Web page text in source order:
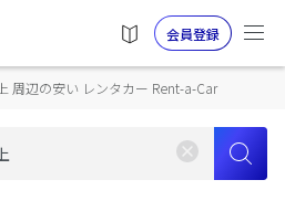
会員登録
周辺の安い レンタカー Rent-a-Car